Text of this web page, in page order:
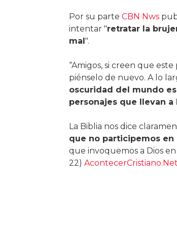
Por su parte CBN Nws
intentar "retratar la
mal".
“Amigos, si creen que
piénselo de nuevo. A lo
oscuridad del mundo
personajes que llevan
La Biblia nos dice
que no participemos en
que invoquemos a Dios en
22) AcontecerCristiano.Net